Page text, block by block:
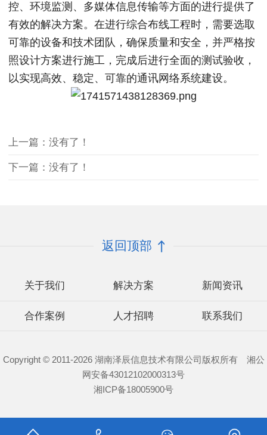
控、环境监测、多媒体信息传输等方面的进行提供了
有效的解决方案。在进行综合布线工程时，需要选取
可靠的设备和技术团队，确保质量和安全，并严格按
照设计方案进行施工，完成后进行全面的测试验收，
以实现高效、稳定、可靠的通讯网络系统建设。
上一篇：没有了！
下一篇：没有了！
返回顶部
关于我们 解决方案 新闻资讯
合作案例 人才招聘 联系我们
Copyright © 2011-2026 湖南泽辰信息技术有限公司版权所有 湘公
网安备43012102000313号
湘ICP备18005900号